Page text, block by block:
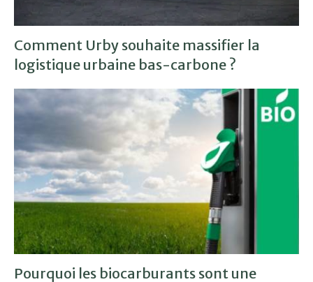
Comment Urby souhaite massifier la
logistique urbaine bas-carbone ?
Pourquoi les biocarburants sont une